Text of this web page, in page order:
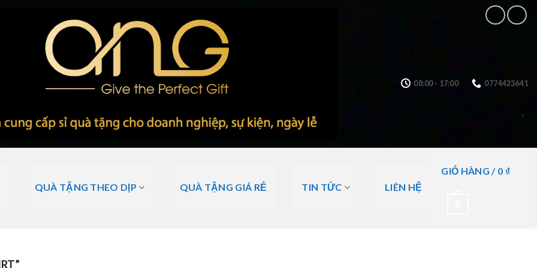
08:00 - 17:00 0774423641
QUÀ TẶNG THEO DỊP QUÀ TẶNG GIÁ RẺ TIN TỨC LIÊN HỆ
GIỎ HÀNG / 0 ₫